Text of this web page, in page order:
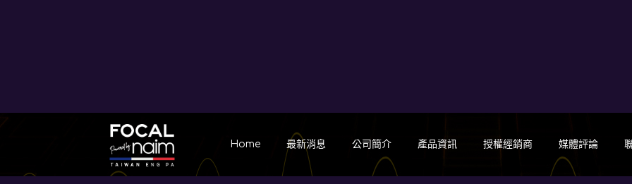
Home 最新消息 公司簡介 產品資訊 授權經銷商 媒體評論